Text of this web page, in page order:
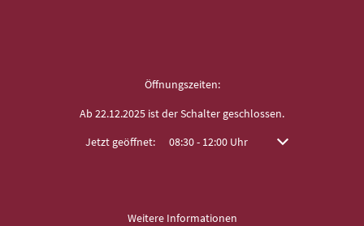
Öffnungszeiten:
Ab 22.12.2025 ist der Schalter geschlossen.
Klicken, um weitere Öffnungs- oder Schließzeiten
Jetzt geöffnet: 08:30- 12:00 Uhr Von 08:30 bis 12:00
Weitere Informationen